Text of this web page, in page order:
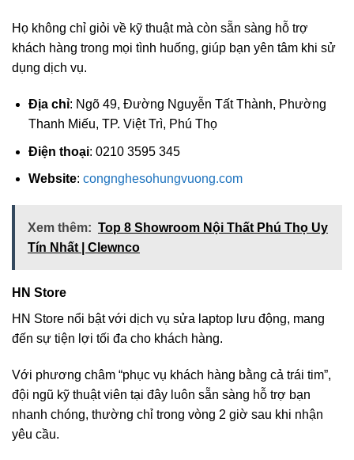
Họ không chỉ giỏi về kỹ thuật mà còn sẵn sàng hỗ trợ
khách hàng trong mọi tình huống, giúp bạn yên tâm khi sử
dụng dịch vụ.
Địa chỉ: Ngõ 49, Đường Nguyễn Tất Thành, Phường
Thanh Miếu, TP. Việt Trì, Phú Thọ
Điện thoại: 0210 3595 345
Website: congnghesohungvuong.com
Xem thêm: Top 8 Showroom Nội Thất Phú Thọ Uy
Tín Nhất | Clewnco
HN Store
HN Store nổi bật với dịch vụ sửa laptop lưu động, mang
đến sự tiện lợi tối đa cho khách hàng.
Với phương châm “phục vụ khách hàng bằng cả trái tim”,
đội ngũ kỹ thuật viên tại đây luôn sẵn sàng hỗ trợ bạn
nhanh chóng, thường chỉ trong vòng 2 giờ sau khi nhận
yêu cầu.